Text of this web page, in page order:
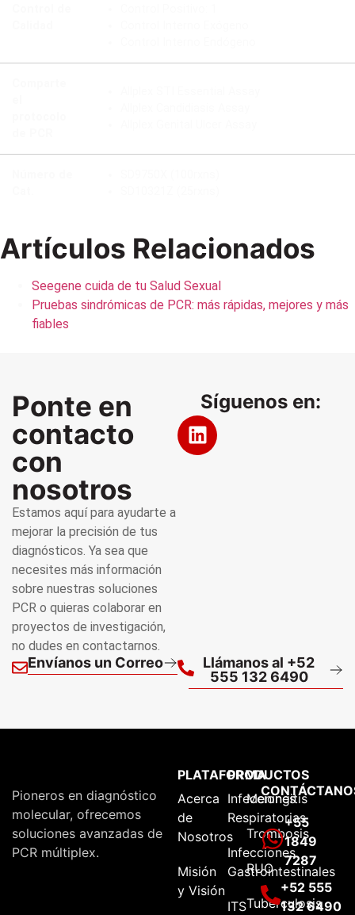
Artículos Relacionados
Seegene cuida de tu Salud Sexual
Pruebas sindrómicas de PCR: más rápidas, mejores y más
fiables
Ponte en
contacto
con
nosotros
Estamos aquí para ayudarte a
mejorar la precisión de tus
diagnósticos. Ya sea que
necesites más información
sobre nuestras soluciones
PCR o quieras colaborar en
proyectos de investigación,
no dudes en contactarnos.
Síguenos en:
Envíanos un Correo
Llámanos al +52
555 132 6490
Pioneros en diagnóstico
molecular, ofrecemos
soluciones avanzadas de
PCR múltiplex.
PLATAFORMA
Acerca
de
Nosotros
Misión
y Visión
PRODUCTOS
Infecciones
Respiratorias
Infecciones
Gastrointestinales
ITS
Meningitis
Trombosis
RUO
Tuberculosis
+55
1849
7287
+52 555
132 6490